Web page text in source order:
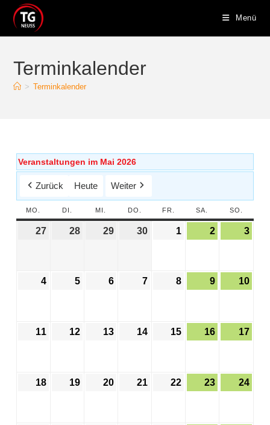
Menü
Terminkalender
> Terminkalender
Veranstaltungen im Mai 2026
Zurück Heute Weiter
MO. DI. MI. DO. FR. SA. SO.
27 28 29 30 1 2 3
4 5 6 7 8 9 10
11 12 13 14 15 16 17
18 19 20 21 22 23 24